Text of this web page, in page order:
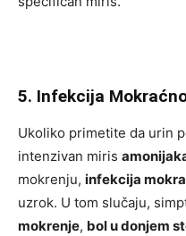
5. Infekcija
Ukoliko primetite da urin
intenzivan miris
mokrenju, infekcija
uzrok. U tom slučaju,
mokrenje, bol u donjem